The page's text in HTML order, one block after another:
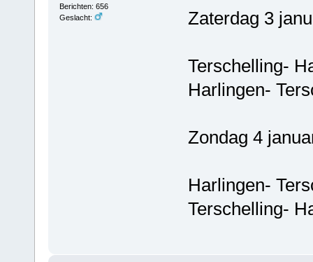
Berichten: 656
Geslacht:
Zaterdag 3
Terschelling-
Harlingen-
Zondag 4
Harlingen-
Terschelling-